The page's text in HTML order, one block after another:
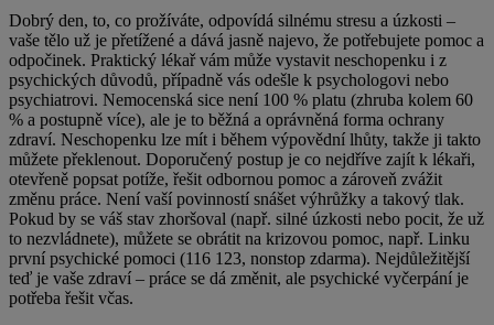
Dobrý den, to, co prožíváte, odpovídá silnému stresu a úzkosti –
vaše tělo už je přetížené a dává jasně najevo, že potřebujete pomoc a
odpočinek. Praktický lékař vám může vystavit neschopenku i z
psychických důvodů, případně vás odešle k psychologovi nebo
psychiatrovi. Nemocenská sice není 100 % platu (zhruba kolem 60
% a postupně více), ale je to běžná a oprávněná forma ochrany
zdraví. Neschopenku lze mít i během výpovědní lhůty, takže ji takto
můžete překlenout. Doporučený postup je co nejdříve zajít k lékaři,
otevřeně popsat potíže, řešit odbornou pomoc a zároveň zvážit
změnu práce. Není vaší povinností snášet výhrůžky a takový tlak.
Pokud by se váš stav zhoršoval (např. silné úzkosti nebo pocit, že už
to nezvládnete), můžete se obrátit na krizovou pomoc, např. Linku
první psychické pomoci (116 123, nonstop zdarma). Nejdůležitější
teď je vaše zdraví – práce se dá změnit, ale psychické vyčerpání je
potřeba řešit včas.